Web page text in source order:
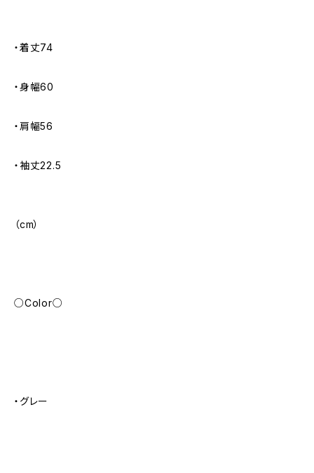
・着丈74
・身幅60
・肩幅56
・袖丈22.5
（cm）
○Color○
・グレー